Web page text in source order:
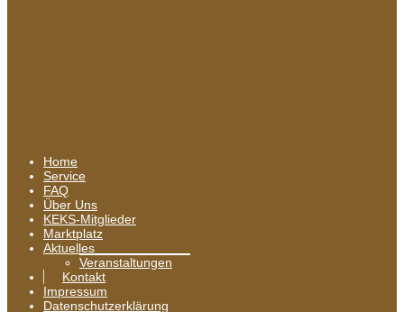
Home
Service
FAQ
Über Uns
KEKS-Mitglieder
Marktplatz
Aktuelles
Veranstaltungen
Kontakt
Impressum
Datenschutzerklärung